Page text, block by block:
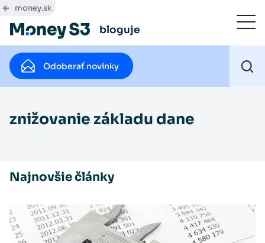
money.sk
bloguje
Odoberať novinky
znižovanie základu dane
Najnovšie články